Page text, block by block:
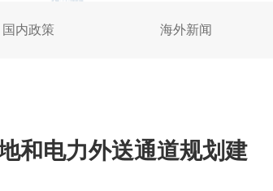
国内政策 海外新闻
和电力外送通道规划建